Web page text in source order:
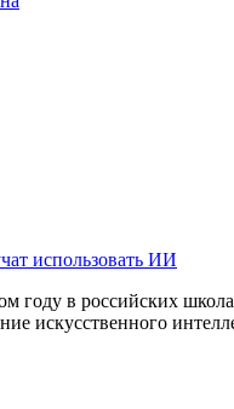
использовать ИИ
году в российских
искусственного